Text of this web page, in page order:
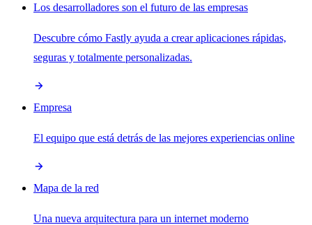
Los desarrolladores son el futuro de las empresas
Descubre cómo Fastly ayuda a crear aplicaciones rápidas,
seguras y totalmente personalizadas.
Empresa
El equipo que está detrás de las mejores experiencias online
Mapa de la red
Una nueva arquitectura para un internet moderno